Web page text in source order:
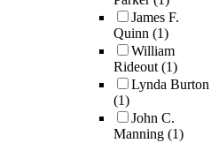
James F.
Quinn (1)
William
Rideout(1)
Lynda Burton
(1)
John C.
Manning (1)